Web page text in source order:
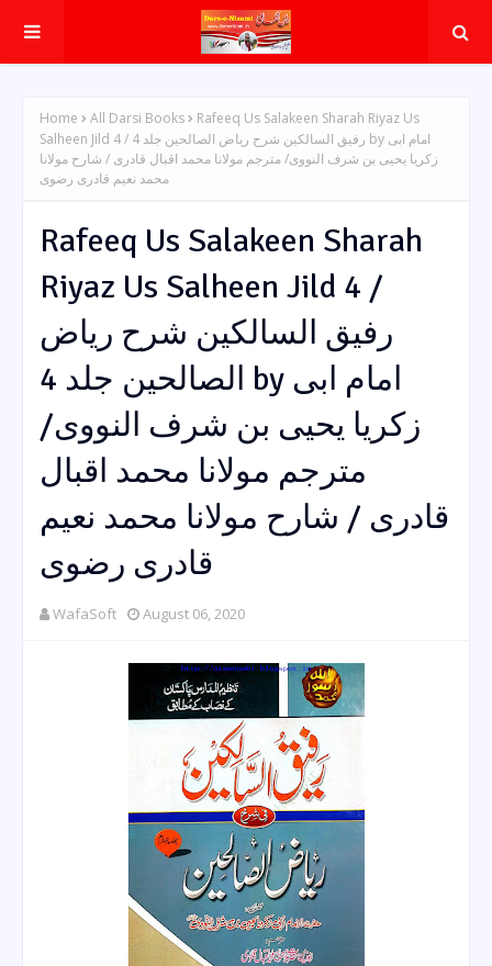
Home All Darsi Books
Rafeeq Us Salakeen Sharah Riyaz Us
Salheen Jild 4 / رفیق السالکین شرح ریاض الصالحین جلد 4 by امام ابی
زکریا یحیی بن شرف النووی/ مترجم مولانا محمد اقبال قادری / شارح مولانا
محمد نعیم قادری رضوی
Rafeeq Us Salakeen Sharah
Riyaz Us Salheen Jild 4 /
رفیق السالکین شرح ریاض
الصالحین جلد 4 by امام ابی
زکریا یحیی بن شرف النووی/
مترجم مولانا محمد اقبال
قادری / شارح مولانا محمد نعیم
قادری رضوی
WafaSoft August 06, 2020